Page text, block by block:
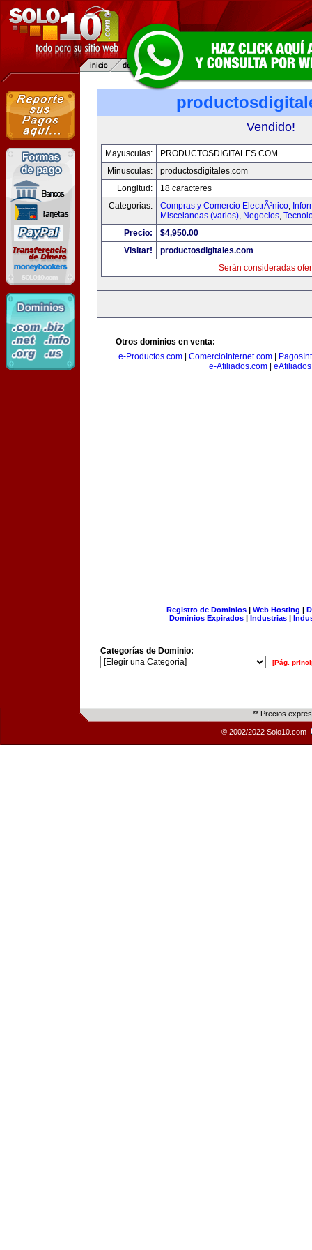
Vendido!
Mayusculas:
PRODUCTOSDIGITALES.COM
Minusculas:
productosdigitales.com
Longitud:
18 caracteres
Categorias:
Compras y Comercio ElectrÃ³nico,
Miscelaneas (varios), Negocios,
Precio:
$4,950.00
Visitar!
productosdigitales.com
Serán consideradas
Otros dominios en venta:
e-Productos.com
ComercioInternet.com
e-Afiliados.com|
Registro de Dominios| Web Hosting |
Dominios Expirados | Industrias |
Categorías de Dominio:
[Pág.
** Precios
© 2002/2022 Solo10.com